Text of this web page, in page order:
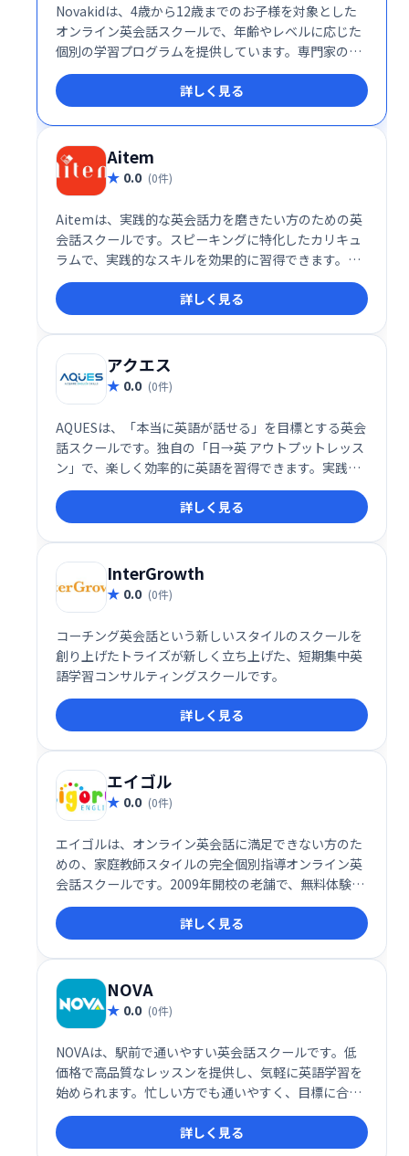
Novakidは、4歳から12歳までのお子様を対象とした
オンライン英会話スクールで、年齢やレベルに応じた
個別の学習プログラムを提供しています。専門家の視
点から見て、このサービスは子供の語学学習に最適化
された革新的なプラットフォームです。
詳しく見る
Aitem
0.0 (0件)
Aitemは、実践的な英会話力を磨きたい方のための英
会話スクールです。スピーキングに特化したカリキュ
ラムで、実践的なスキルを効果的に習得できます。自
信を持って英語を話せるようになるための、最適な学
習環境を提供します。詳しく見る
アクエス
0.0 (0件)
AQUESは、「本当に英語が話せる」を目標とする英会
話スクールです。独自の「日→英 アウトプットレッス
ン」で、楽しく効率的に英語を習得できます。実践的
な英語力を身につけるため、目標達成まで徹底サポー
トいたします。 初心者から上級者まで、英語学習のあ
らゆるニーズに対応します。
詳しく見る
InterGrowth
0.0 (0件)
コーチング英会話という新しいスタイルのスクールを
創り上げたトライズが新しく立ち上げた、短期集中英
語学習コンサルティングスクールです。
詳しく見る
エイゴル
0.0 (0件)
エイゴルは、オンライン英会話に満足できない方のた
めの、家庭教師スタイルの完全個別指導オンライン英
会話スクールです。2009年開校の老舗で、無料体験レ
ッスンは回数無制限、後払い制、月額1000円以下とリ
ーズナブルな価格が魅力です。マンツーマン指導で、
あなたの英語学習を徹底的にサポートします。
詳しく見る
NOVA
0.0 (0件)
NOVAは、駅前で通いやすい英会話スクールです。低
価格で高品質なレッスンを提供し、気軽に英語学習を
始められます。忙しい方でも通いやすく、目標に合わ
せた学習プランで、英語力を効率的にアップできま
す。多くの生徒が夢を実現した実績があります。まず
詳しく見る